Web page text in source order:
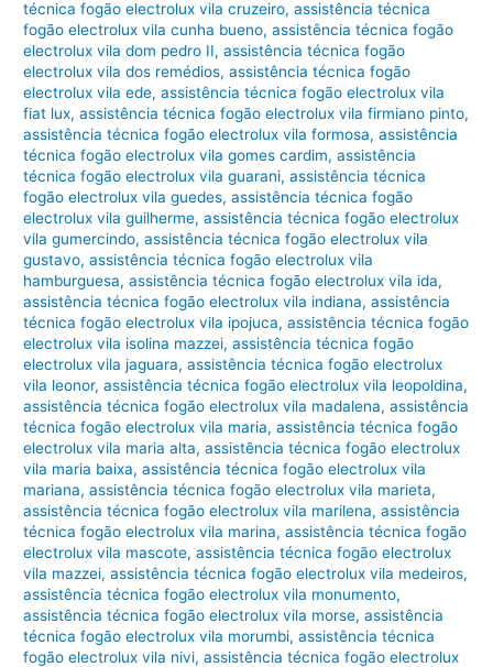
técnica fogão electrolux vila cruzeiro,assistência técnica
fogão electrolux vila cunha bueno,assistência técnica fogão
electrolux vila dom pedro II,assistência técnica fogão
electrolux vila dos remédios,assistência técnica fogão
electrolux vila ede,assistência técnica fogão electrolux vila
fiat lux,assistência técnica fogão electrolux vila firmiano pinto,
assistência técnica fogão electrolux vila formosa,assistência
técnica fogão electrolux vila gomes cardim,assistência
técnica fogão electrolux vila guarani,assistência técnica
fogão electrolux vila guedes,assistência técnica fogão
electrolux vila guilherme,assistência técnica fogão electrolux
vila gumercindo,assistência técnica fogão electrolux vila
gustavo,assistência técnica fogão electrolux vila
hamburguesa,assistência técnica fogão electrolux vila ida,
assistência técnica fogão electrolux vila indiana,assistência
técnica fogão electrolux vila ipojuca,assistência técnica fogão
electrolux vila isolina mazzei,assistência técnica fogão
electrolux vila jaguara,assistência técnica fogão electrolux
vila leonor,assistência técnica fogão electrolux vila leopoldina,
assistência técnica fogão electrolux vila madalena,assistência
técnica fogão electrolux vila maria,assistência técnica fogão
electrolux vila maria alta,assistência técnica fogão electrolux
vila maria baixa,assistência técnica fogão electrolux vila
mariana,assistência técnica fogão electrolux vila marieta,
assistência técnica fogão electrolux vila marilena,assistência
técnica fogão electrolux vila marina,assistência técnica fogão
electrolux vila mascote,assistência técnica fogão electrolux
vila mazzei,assistência técnica fogão electrolux vila medeiros,
assistência técnica fogão electrolux vila monumento,
assistência técnica fogão electrolux vila morse,assistência
técnica fogão electrolux vila morumbi,assistência técnica
fogão electrolux vila nivi,assistência técnica fogão electrolux